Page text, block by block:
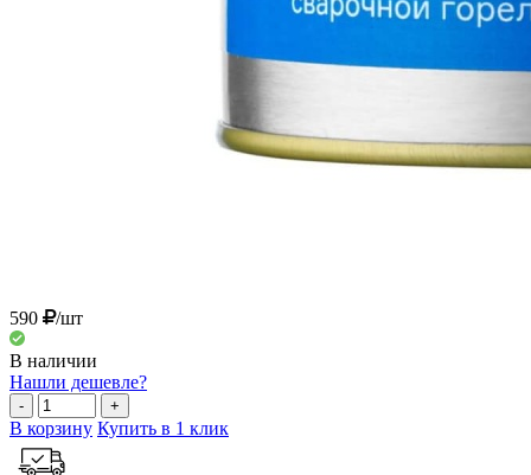
590 /шт
В наличии
Нашли дешевле?
- +
В корзину Купить в 1 клик